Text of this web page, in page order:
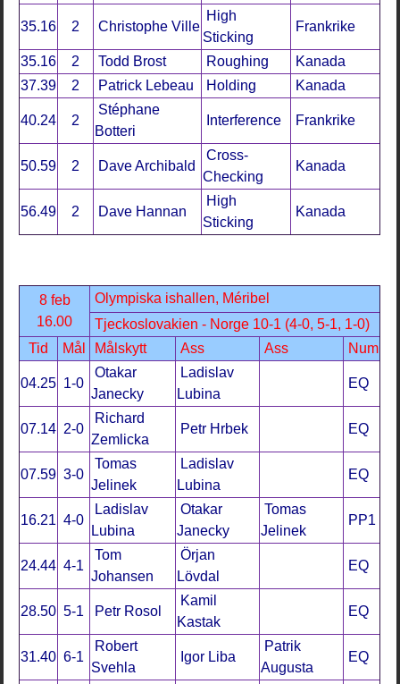
35.16 2 Christophe Ville
High
Sticking
Frankrike
35.16 2 Todd Brost Roughing
Kanada
37.39
2 Patrick Lebeau Holding Kanada
40.24 2
Stéphane
Botteri
Interference Frankrike
50.59 2 Dave Archibald
Cross-
Checking
Kanada
56.49 2 Dave Hannan
High
Sticking
Kanada
8 feb
16.00
Olympiska ishallen, Méribel
Tjeckoslovakien - Norge 10-1 (4-0, 5-1, 1-0)
Tid
Mål Målskytt Ass Ass Num
04.25 1-0
Otakar
Janecky
Ladislav
Lubina
EQ
07.14 2-0
Richard
Zemlicka
Petr Hrbek EQ
07.59 3-0
Tomas
Jelinek
Ladislav
Lubina
EQ
16.21 4-0
Ladislav
Lubina
Otakar
Janecky
Tomas
Jelinek
PP1
24.44 4-1
Tom
Johansen
Örjan
Lövdal
EQ
28.50 5-1 Petr Rosol
Kamil
Kastak
EQ
31.40 6-1
Robert
Svehla
Igor Liba
Patrik
Augusta
EQ